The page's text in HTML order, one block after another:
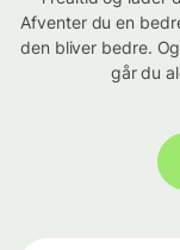
Afventer du en
den bliver bedre.
går du